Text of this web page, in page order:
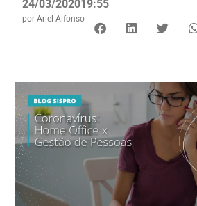
24/03/202019:55
por Ariel Alfonso